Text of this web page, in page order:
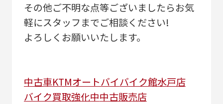
その他ご不明な点等ございましたらお気
軽にスタッフまでご相談ください!
よろしくお願いいたします。
中古車KTMオートバイバイク館水戸店
バイク買取強化中中古販売店